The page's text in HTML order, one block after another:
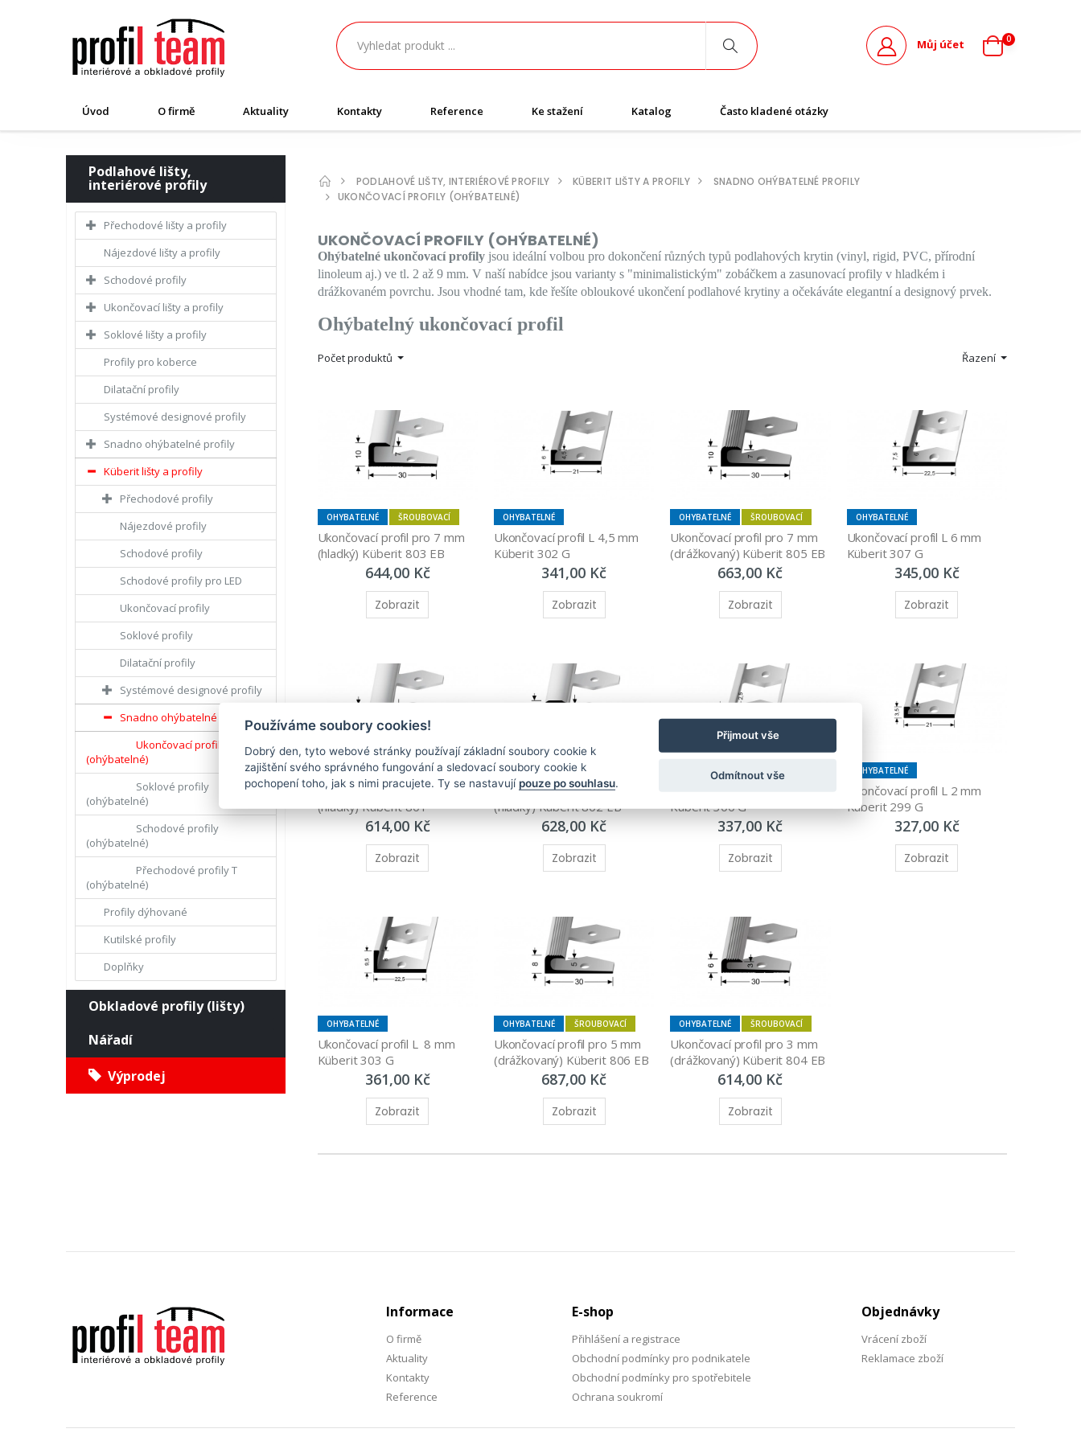
Můj účet 0
Úvod O firmě Aktuality Kontakty Reference Ke stažení Katalog Často kladené otázky
Podlahové lišty,
interiérové profily
Přechodové lišty a profily
Nájezdové lišty a profily
Schodové profily
Ukončovací lišty a profily
Soklové lišty a profily
Profily pro koberce
Dilatační profily
Systémové designové profily
Snadno ohýbatelné profily
Küberit lišty a profily
Přechodové profily
Nájezdové profily
Schodové profily
Schodové profily pro LED
Ukončovací profily
Soklové profily
Dilatační profily
Systémové designové profily
Snadno ohýbatelné profily
Ukončovací profily
(ohýbatelné)
Soklové profily
(ohýbatelné)
Schodové profily
(ohýbatelné)
Přechodové profily T
(ohýbatelné)
Profily dýhované
Kutilské profily
Doplňky
Obkladové profily (lišty)
Nářadí
Výprodej
PODLAHOVÉ LIŠTY, INTERIÉROVÉ PROFILY KÜBERIT LIŠTY A PROFILY
SNADNO OHÝBATELNÉ PROFILY
UKONČOVACÍ PROFILY (OHÝBATELNÉ)
UKONČOVACÍ PROFILY (OHÝBATELNÉ)
Ohýbatelné ukončovací profilyjsou ideální volbou pro dokončení různých typů podlahových krytin (vinyl, rigid, PVC, přírodní
linoleum aj.) ve tl. 2 až 9 mm. V naší nabídce jsou varianty s "minimalistickým" zobáčkem a zasunovací profily v hladkém i
drážkovaném povrchu. Jsou vhodné tam, kde řešíte obloukové ukončení podlahové krytiny a očekáváte elegantní a designový prvek.
Ohýbatelný ukončovací profil
Počet produktů Řazení
OHYBATELNÉ ŠROUBOVACÍ
Ukončovací profil pro 7 mm
(hladký) Küberit 803 EB
644,00 Kč
Zobrazit
OHYBATELNÉ
Ukončovací profil L 4,5 mm
Küberit 302 G
341,00 Kč
Zobrazit
OHYBATELNÉ ŠROUBOVACÍ
Ukončovací profil pro 7 mm
(drážkovaný) Küberit 805 EB
663,00 Kč
Zobrazit
OHYBATELNÉ
Ukončovací profil L 6 mm
Küberit 307 G
345,00 Kč
Zobrazit
OHYBATELNÉ ŠROUBOVACÍ
Ukončovací profil pro 3 mm
(hladký) Küberit 801
614,00 Kč
Zobrazit
OHYBATELNÉ ŠROUBOVACÍ
Ukončovací profil pro 5 mm
(hladký) Küberit 802 EB
628,00 Kč
Zobrazit
OHYBATELNÉ
Küberit 300 G
337,00 Kč
Zobrazit
OHYBATELNÉ
Ukončovací profil L 2 mm
Küberit 299 G
327,00 Kč
Zobrazit
OHYBATELNÉ
Ukončovací profil L  8 mm
Küberit 303 G
361,00 Kč
Zobrazit
OHYBATELNÉ ŠROUBOVACÍ
Ukončovací profil pro 5 mm
(drážkovaný) Küberit 806 EB
687,00 Kč
Zobrazit
OHYBATELNÉ ŠROUBOVACÍ
Ukončovací profil pro 3 mm
(drážkovaný) Küberit 804 EB
614,00 Kč
Zobrazit
Informace
O firmě
Aktuality
Kontakty
Reference
E-shop
Přihlášení a registrace
Obchodní podmínky pro podnikatele
Obchodní podmínky pro spotřebitele
Ochrana soukromí
Objednávky
Vrácení zboží
Reklamace zboží
Používáme soubory cookies!
Dobrý den, tyto webové stránky používají základní soubory cookie k
zajištění svého správného fungování a sledovací soubory cookie k
pochopení toho, jak s nimi pracujete. Ty se nastavují pouze po souhlasu.
Přijmout vše
Odmítnout vše